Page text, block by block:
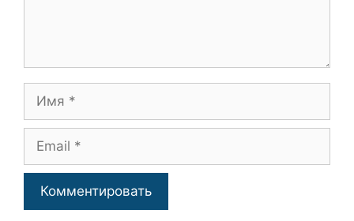
Имя
Email